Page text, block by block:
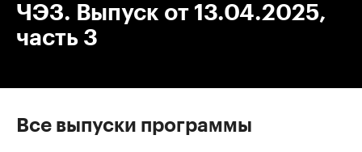
ЧЭЗ. Выпуск от 13.04.2025,
часть 3
Все выпуски программы